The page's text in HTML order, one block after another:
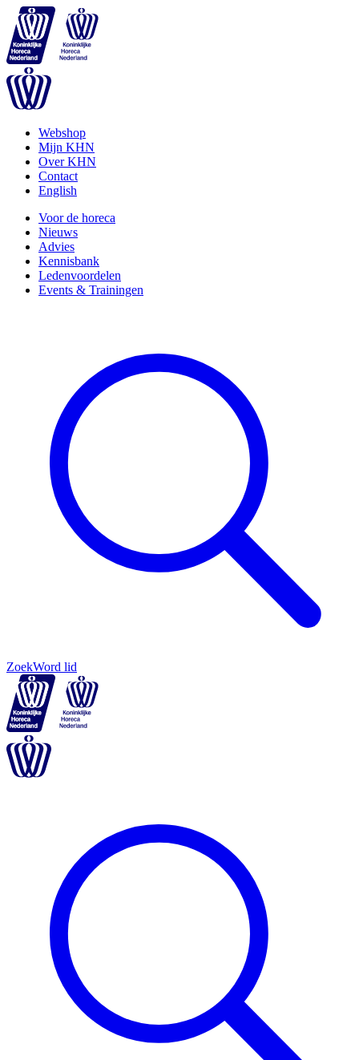
Webshop
Mijn KHN
Over KHN
Contact
English
Voor de horeca
Nieuws
Advies
Kennisbank
Ledenvoordelen
Events & Trainingen
ZoekWord lid